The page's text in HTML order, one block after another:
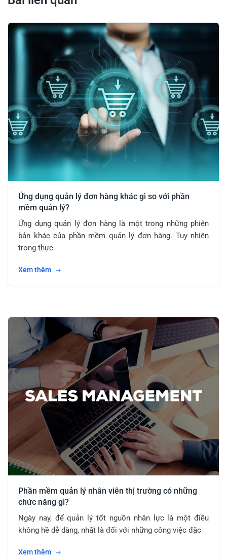
Ứng dụng quản lý đơn hàng khác gì so với phần
mềm quản lý?
Ứng dụng quản lý đơn hàng là một trong những phiên
bản khác của phần mềm quản lý đơn hàng. Tuy nhiên
trong thực
Xem thêm
Phần mềm quản lý nhân viên thị trường có những
chức năng gì?
Ngày nay, để quản lý tốt nguồn nhân lực là một điều
không hề dễ dàng, nhất là đối với những công việc đặc
Xem thêm